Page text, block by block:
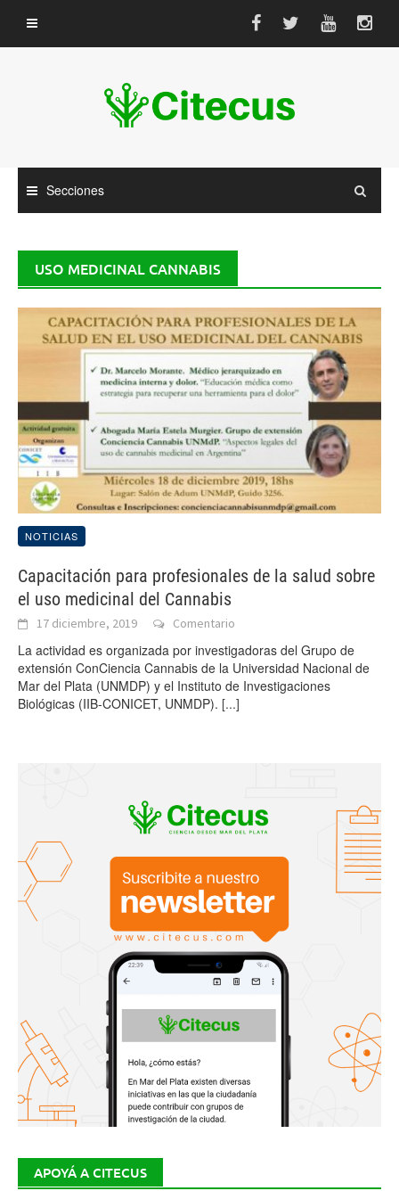
contenido
Secciones
USO MEDICINAL CANNABIS
NOTICIAS
Capacitación para profesionales de la salud sobre
el uso medicinal del Cannabis
17 diciembre, 2019 Comentario
La actividad es organizada por investigadoras del Grupo de
extensión ConCiencia Cannabis de la Universidad Nacional de
Mar del Plata (UNMDP) y el Instituto de Investigaciones
Biológicas (IIB-CONICET, UNMDP). [...]
APOYÁ A CITECUS